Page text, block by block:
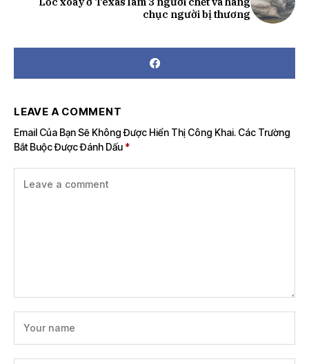
chục người bị thương
LEAVE A COMMENT
Email Của Bạn Sẽ Không Được Hiển Thị Công Khai. Các Trường
Bắt Buộc Được Đánh Dấu *